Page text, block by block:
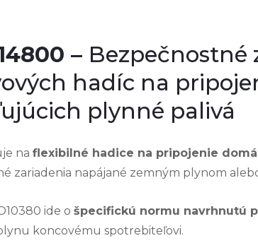
– Bezpečnostné
hadíc na
plynné palivá
na flexibilné hadice na pripojenie
zariadenia napájané zemným plynom
ide o špecifickú normu navrhnutú
koncovému spotrebiteľovi.